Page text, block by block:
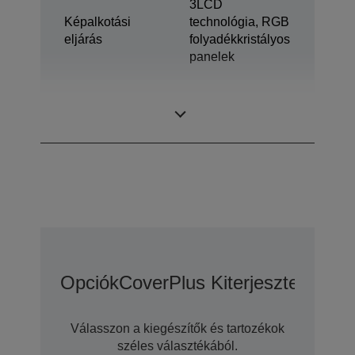
Képalkotási
eljárás
3LCD
technológia, RGB
folyadékkristályos
panelek
OpciókCoverPlus Kiterjesztett
Válasszon a kiegészítők és tartozékok
széles választékából.